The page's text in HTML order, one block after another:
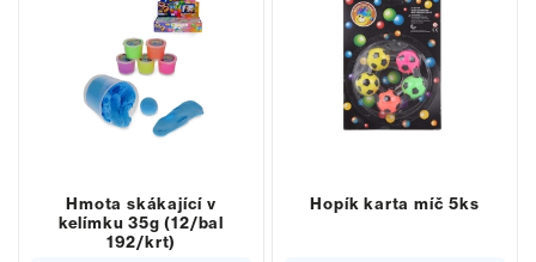
Hmota skákající v
kelímku 35g (12/bal
192/krt)
Hopík karta míč 5ks